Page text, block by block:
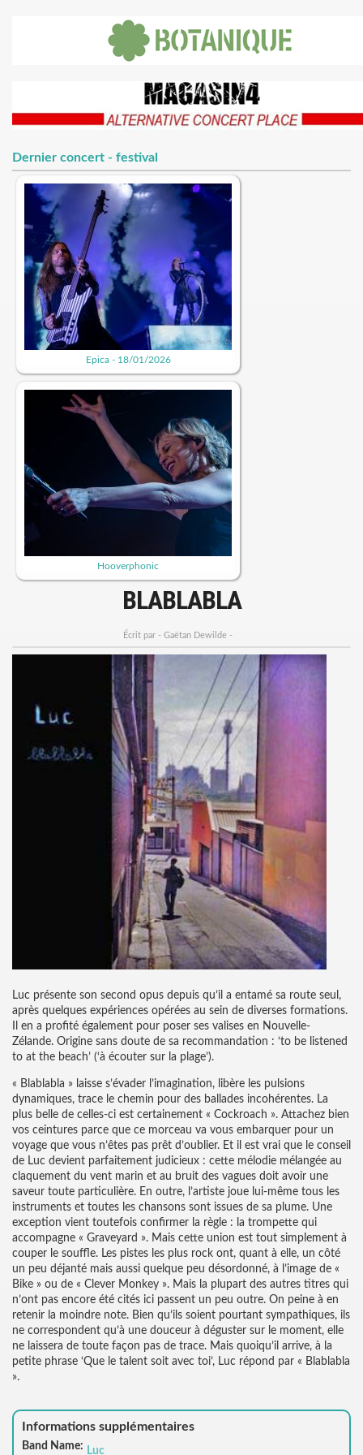
Dernier concert - festival
Epica - 18/01/2026
Hooverphonic
BLABLABLA
Écrit par - Gaëtan Dewilde -
Luc présente son second opus depuis qu’il a entamé sa route seul,
après quelques expériences opérées au sein de diverses formations.
Il en a profité également pour poser ses valises en Nouvelle-
Zélande. Origine sans doute de sa recommandation : ‘to be listened
to at the beach’ (‘à écouter sur la plage’).
« Blablabla » laisse s’évader l’imagination, libère les pulsions
dynamiques, trace le chemin pour des ballades incohérentes. La
plus belle de celles-ci est certainement « Cockroach ». Attachez bien
vos ceintures parce que ce morceau va vous embarquer pour un
voyage que vous n’êtes pas prêt d’oublier. Et il est vrai que le conseil
de Luc devient parfaitement judicieux : cette mélodie mélangée au
claquement du vent marin et au bruit des vagues doit avoir une
saveur toute particulière. En outre, l’artiste joue lui-même tous les
instruments et toutes les chansons sont issues de sa plume. Une
exception vient toutefois confirmer la règle : la trompette qui
accompagne « Graveyard ». Mais cette union est tout simplement à
couper le souffle. Les pistes les plus rock ont, quant à elle, un côté
un peu déjanté mais aussi quelque peu désordonné, à l’image de «
Bike » ou de « Clever Monkey ». Mais la plupart des autres titres qui
n’ont pas encore été cités ici passent un peu outre. On peine à en
retenir la moindre note. Bien qu’ils soient pourtant sympathiques, ils
ne correspondent qu’à une douceur à déguster sur le moment, elle
ne laissera de toute façon pas de trace. Mais quoiqu’il arrive, à la
petite phrase ‘Que le talent soit avec toi’, Luc répond par « Blablabla
».
Informations supplémentaires
Band Name: Luc